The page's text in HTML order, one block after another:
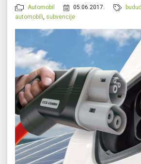
Automobil 05.06.2017.
automobili, subvencije